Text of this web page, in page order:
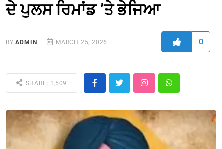
ਦੇ ਪੁਲਸ ਰਿਮਾਂਡ ’ਤੇ ਭੇਜਿਆ
BYADMIN MARCH 25, 2026 0
SHARE: 1,509